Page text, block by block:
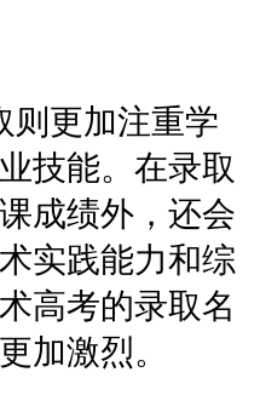
更加注重学
技能。在录取
成绩外，还会
实践能力和综
高考的录取名
加激烈。